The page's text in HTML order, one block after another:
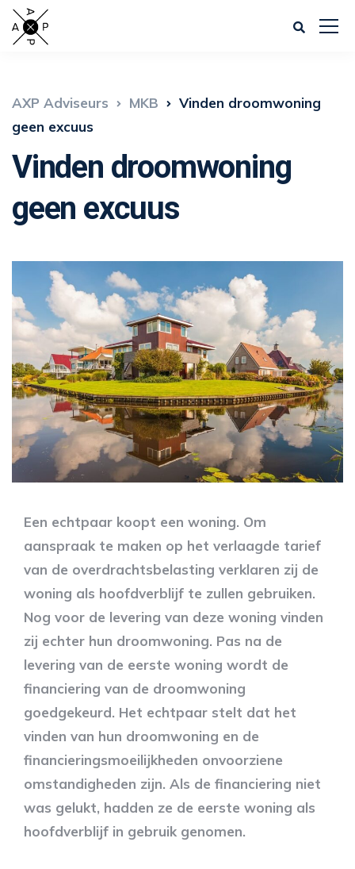
AXP Adviseurs MKB
Vinden droomwoning
geen excuus
Vinden droomwoning
geen excuus
Een echtpaar koopt een woning. Om
aanspraak te maken op het verlaagde tarief
van de overdrachtsbelasting verklaren zij de
woning als hoofdverblijf te zullen gebruiken.
Nog voor de levering van deze woning vinden
zij echter hun droomwoning. Pas na de
levering van de eerste woning wordt de
financiering van de droomwoning
goedgekeurd. Het echtpaar stelt dat het
vinden van hun droomwoning en de
financieringsmoeilijkheden onvoorziene
omstandigheden zijn. Als de financiering niet
was gelukt, hadden ze de eerste woning als
hoofdverblijf in gebruik genomen.